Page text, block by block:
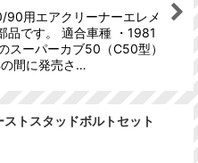
90用エアクリーナーエレメ
品です。 適合車種 ・1981
スーパーカブ50（C50型）
間に発売さ…
トスタッドボルトセット